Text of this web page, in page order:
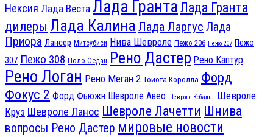
Нексия Лада Веста Лада Гранта Лада Гранта
дилеры Лада Калина Лада Ларгус Лада
Приора Лансер Митсубиси Нива Шевроле Пежо 206 Пежо 207 Пежо
307 Пежо 308 Поло Седан Рено Дастер Рено Каптур
Рено Логан Рено Меган 2 Тойота Королла Форд
Фокус 2 Форд Фьюжн Шевроле Авео Шевроле Кобальт Шевроле
Круз Шевроле Ланос Шевроле Лачетти Шнива
вопросы Рено Дастер мировые новости